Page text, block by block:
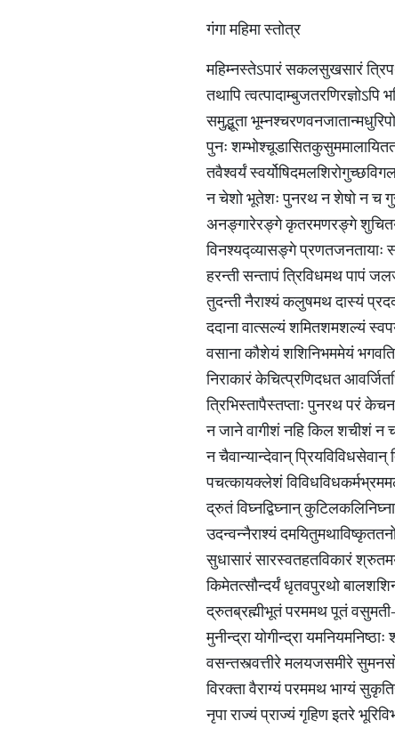
गंगा महिमा स्तोत्र
महिम्नस्तेऽपारं सकलसुखसारं
तथापि
समुद्भूता
पुनः
तवैश्वर्यं
न चेशो भूतेशः पुनरथ न शेषो न च
अनङ्गारेरङ्गे कृतरमणरङ्गे
विनश्यद्व्यासङ्गे
हरन्ती सन्तापं त्रिविधमथ पापं
तुदन्ती नैराश्यं कलुषमथ दास्यं
ददाना वात्सल्यं शमितशमशल्यं
वसाना कौशेयं शशिनिभममेयं
निराकारं केचित्प्रणिदधत
त्रिभिस्तापैस्तप्ताः पुनरथ परं
न जाने वागीशं नहि किल शचीशं न
न चैवान्यान्देवान्
पचत्कायक्लेशं
द्रुतं विघ्नद्विघ्नान्
उदन्वन्नैराश्यं
सुधासारं सारस्वतहतविकारं
किमेतत्सौन्दर्यं धृतवपुरथो
द्रुतब्रह्मीभूतं परममथ पूतं
मुनीन्द्रा योगीन्द्रा
वसन्तस्त्वत्तीरे मलयजसमीरे
विरक्ता वैराग्यं परममथ भाग्यं
नृपा राज्यं प्राज्यं गृहिण इतरे